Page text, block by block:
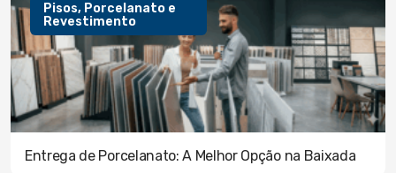
Pisos, Porcelanato e
Revestimento
Entrega de Porcelanato: A Melhor Opção na Baixada